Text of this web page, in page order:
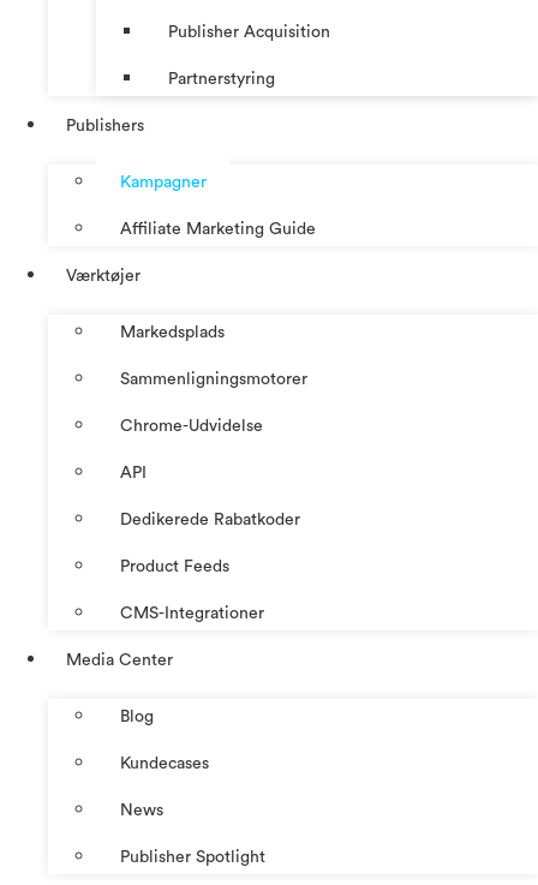
Publisher Acquisition
Partnerstyring
Publishers
Kampagner
Affiliate Marketing Guide
Værktøjer
Markedsplads
Sammenligningsmotorer
Chrome-Udvidelse
API
Dedikerede Rabatkoder
Product Feeds
CMS-Integrationer
Media Center
Blog
Kundecases
News
Publisher Spotlight